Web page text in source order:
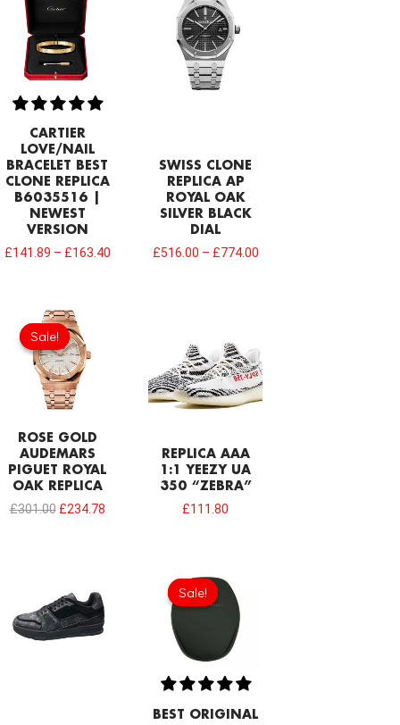
CARTIER
LOVE/NAIL
BRACELET BEST
CLONE REPLICA
B6035516 |
NEWEST
VERSION
£141.89 – £163.40
SWISS CLONE
REPLICA AP
ROYAL OAK
SILVER BLACK
DIAL
£516.00 – £774.00
Sale!
Sale!
ROSE GOLD
AUDEMARS
PIGUET ROYAL
OAK REPLICA
£301.00
Original
price
was:
£301.00.
£234.78
REPLICA AAA
1:1 YEEZY UA
350 “ZEBRA”
£111.80
Sale!
Sale!
BEST ORIGINAL
price
was:
£430.00.